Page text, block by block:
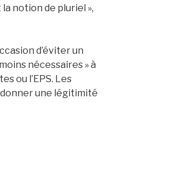
notion de pluriel »,
d’éviter un
nécessaires » à
ou l’EPS. Les
une légitimité